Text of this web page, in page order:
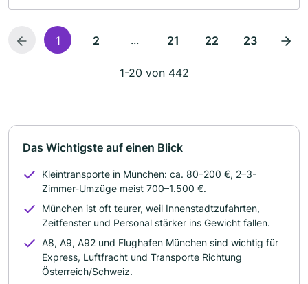
1 2 ... 21 22 23
1-20 von 442
Das Wichtigste auf einen Blick
Kleintransporte in München: ca. 80–200 €, 2–3-
Zimmer-Umzüge meist 700–1.500 €.
München ist oft teurer, weil Innenstadtzufahrten,
Zeitfenster und Personal stärker ins Gewicht fallen.
A8, A9, A92 und Flughafen München sind wichtig für
Express, Luftfracht und Transporte Richtung
Österreich/Schweiz.